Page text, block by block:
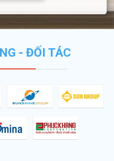
- ĐỐI TÁC